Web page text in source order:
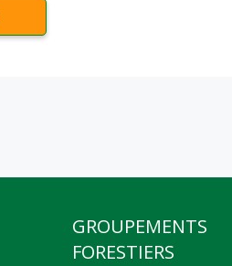
GROUPEMENTS
FORESTIERS